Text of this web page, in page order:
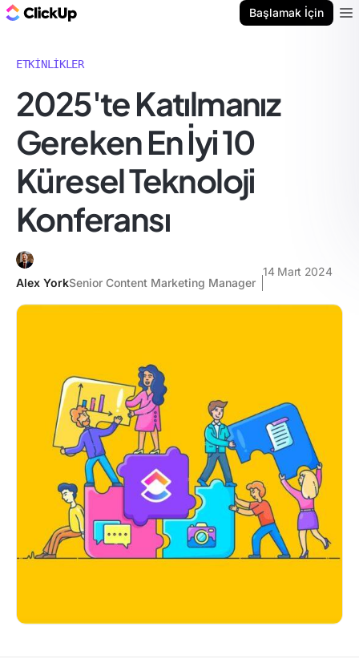
Başlamak İçin
ETKINLIKLER
2025'te Katılmanız
Gereken En İyi 10
Küresel Teknoloji
Konferansı
Alex YorkSenior Content Marketing Manager
14 Mart 2024